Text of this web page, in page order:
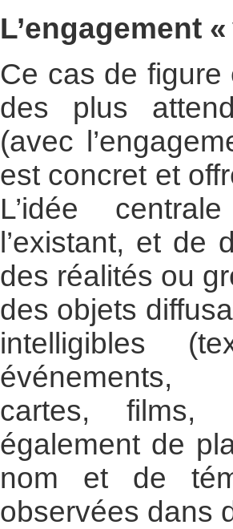
L’engagement
Ce cas de figure
des plus
(avec
est concret et
L’idée
l’existant, et de
des réalités ou
des objets
intelligibles
événements,
cartes, films,
également de
nom et de
observées dans